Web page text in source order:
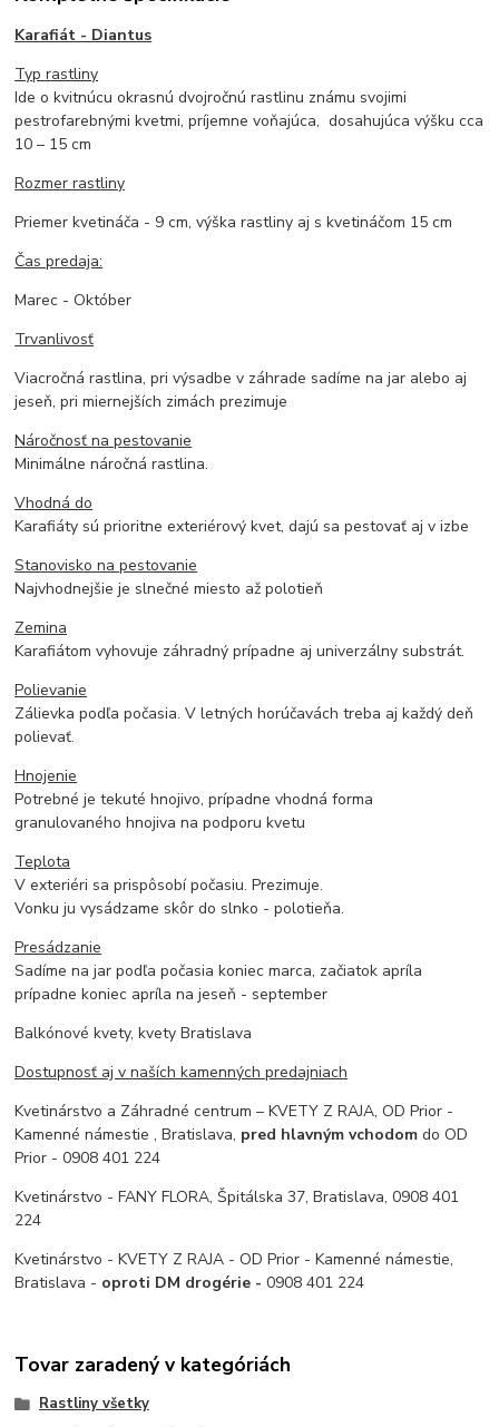
Karafiát - Diantus
Typ rastliny
Ide o kvitnúcu okrasnú dvojročnú rastlinu známu svojimi
pestrofarebnými kvetmi, príjemne voňajúca, dosahujúca výšku cca
10 – 15 cm
Rozmer rastliny
Priemer kvetináča - 9 cm, výška rastliny aj s kvetináčom 15 cm
Čas predaja:
Marec - Október
Trvanlivosť
Viacročná rastlina, pri výsadbe v záhrade sadíme na jar alebo aj
jeseň, pri miernejších zimách prezimuje
Náročnosť na pestovanie
Minimálne náročná rastlina.
Vhodná do
Karafiáty sú prioritne exteriérový kvet, dajú sa pestovať aj v izbe
Stanovisko na pestovanie
Najvhodnejšie je slnečné miesto až polotieň
Zemina
Karafiátom vyhovuje záhradný prípadne aj univerzálny substrát.
Polievanie
Zálievka podľa počasia. V letných horúčavách treba aj každý deň
polievať.
Hnojenie
Potrebné je tekuté hnojivo, prípadne vhodná forma
granulovaného hnojiva na podporu kvetu
Teplota
V exteriéri sa prispôsobí počasiu. Prezimuje.
Vonku ju vysádzame skôr do slnko - polotieňa.
Presádzanie
Sadíme na jar podľa počasia koniec marca, začiatok apríla
prípadne koniec apríla na jeseň - september
Balkónové kvety, kvety Bratislava
Dostupnosť aj v naších kamenných predajniach
Kvetinárstvo a Záhradné centrum – KVETY Z RAJA, OD Prior -
Kamenné námestie , Bratislava, pred hlavným vchodom do OD
Prior - 0908 401 224
Kvetinárstvo - FANY FLORA, Špitálska 37, Bratislava, 0908 401
224
Kvetinárstvo - KVETY Z RAJA - OD Prior - Kamenné námestie,
Bratislava - oproti DM drogérie -0908 401 224
Tovar zaradený v kategóriách
Rastliny všetky